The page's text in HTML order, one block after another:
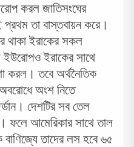
করল জাতিসংঘের
প্রথম তা বাস্তবায়ন করে।
থাকা ইরাকের সকল
ইরাকের সাথে
করল। তবে অর্থনৈতিক
অংশ নিতে
দেশটির সব তেল
আমেরিকার সাথে তাল
বাণিজ্যে তাদের লস হবে ৬৫